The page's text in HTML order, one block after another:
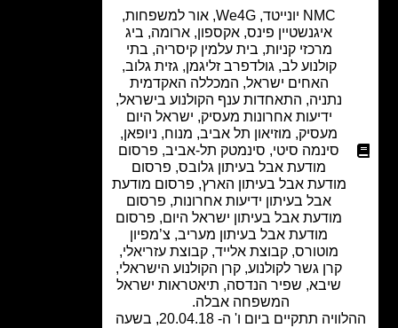
,
We4G
,אור למשפחות,
איגנשטיין פינס,אקספון ,ארומה, ביג
מרכזי קניות,בית עלמין קיסריה ,בתי
קולנוע לב,גולדפרב זליגמן,גזית גלוב,
האחים ישראל, המכללה האקדמית
התאחדות ענף הקולנוע בישראל ,
ידיעות אחרונות מעסיק, ישראל היום
מוזיאון תל אביב,מנוח,ניופאן,
סינמה סיטי,סינמטק תל-אביב,פרסום
מודעת אבל בעיתון גלובס, פרסום
מודעת אבל בעיתון הארץ,פרסום מודעת
אבל בעיתון ידיעות אחרונות,פרסום
מודעת אבל בעיתון ישראל היום,פרסום
מודעת אבל בעיתון מעריב, צ’מפיון
,קבוצת אלייד,קבוצת עזריאלי ,
קרן גשר לקולנוע,קרן הקולנוע הישראלי,
שפיר הנדסה,תיאטראות ישראל
המשפחה אבלה.
ההלוויה תתקיים ביום ו' ה- 20.04.18, בשעה